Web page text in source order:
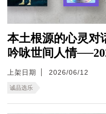
本土根源的心灵对
吟咏世间人情
上架日期 2026/06/12
诚品选乐